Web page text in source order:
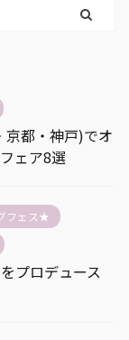
京都・神戸)でオ
ェア8選
フェス★
プロデュース